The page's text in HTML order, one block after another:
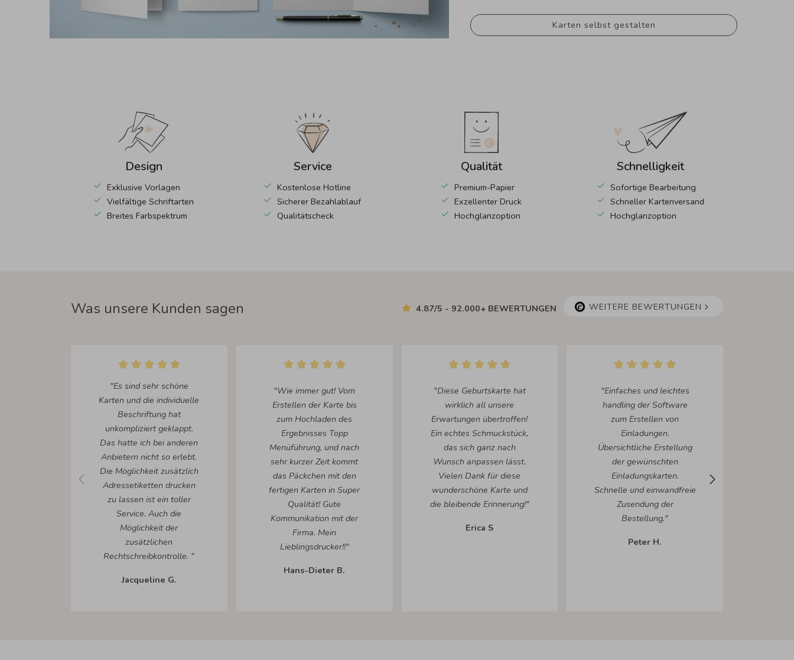
Karten selbst gestalten
Design
Exklusive Vorlagen
Vielfältige Schriftarten
Breites Farbspektrum
Service
Kostenlose Hotline
Sicherer Bezahlablauf
Qualitätscheck
Qualität
Premium-Papier
Exzellenter Druck
Hochglanzoption
Schnelligkeit
Sofortige Bearbeitung
Schneller Kartenversand
Hochglanzoption
Was unsere Kunden sagen 4.87/5 - 92.000+ BEWERTUNGEN WEITERE BEWERTUNGEN
"Es sind sehr schöne
Karten und die individuelle
Beschriftung hat
unkompliziert geklappt.
Das hatte ich bei anderen
Anbietern nicht so erlebt.
Die Möglichkeit zusätzlich
Adressetiketten drucken
zu lassen ist ein toller
Service. Auch die
Möglichkeit der
zusätzlichen
Rechtschreibkontrolle. "
Jacqueline G.
"Wie immer gut! Vom
Erstellen der Karte bis
zum Hochladen des
Ergebnisses Topp
Menüführung, und nach
sehr kurzer Zeit kommt
das Päckchen mit den
fertigen Karten in Super
Qualität! Gute
Kommunikation mit der
Firma. Mein
Lieblingsdrucker!!"
Hans-Dieter B.
"Diese Geburtskarte hat
wirklich all unsere
Erwartungen übertroffen!
Ein echtes Schmuckstück,
das sich ganz nach
Wunsch anpassen lässt.
Vielen Dank für diese
wunderschöne Karte und
die bleibende Erinnerung!"
Erica S
"Einfaches und leichtes
handling der Software
zum Erstellen von
Einladungen.
Übersichtliche Erstellung
der gewünschten
Einladungskarten.
Schnelle und einwandfreie
Zusendung der
Bestellung."
Peter H.